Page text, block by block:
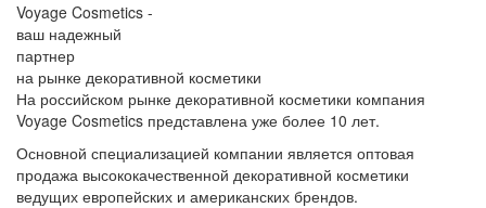
Voyage Cosmetics -
ваш надежный
партнер
на рынке декоративной косметики
На российском рынке декоративной косметики компания
Voyage Cosmetics представлена уже более 10 лет.
Основной специализацией компании является оптовая
продажа высококачественной декоративной косметики
ведущих европейских и американских брендов.